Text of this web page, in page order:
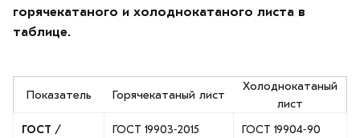
горячекатаного и холоднокатаного листа в
таблице.
Показатель Горячекатаный лист
Холоднокатаный
лист
ГОСТ /
ГОСТ 19903‑2015
ГОСТ 19904‑90